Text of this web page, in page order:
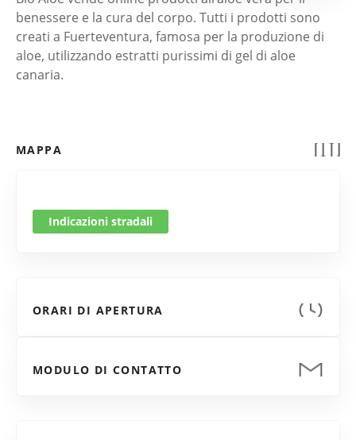
benessere e la cura del corpo. Tutti i prodotti sono
creati a Fuerteventura, famosa per la produzione di
aloe, utilizzando estratti purissimi di gel di aloe
canaria.
MAPPA
Indicazioni stradali
ORARI DI APERTURA
MODULO DI CONTATTO